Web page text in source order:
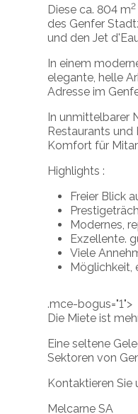
Diese ca. 804 m2
des Genfer
und den Jet
In einem
elegante, helle
Adresse im
In unmittelbarer
Restaurants
Komfort für
Highlights :
Freier Blick
Modernes,
Exzellente.
Viele
Möglichkeit,
.mce-bogus="1">
Die Miete ist
Eine seltene
Sektoren von
Kontaktieren Sie
Melcarne SA